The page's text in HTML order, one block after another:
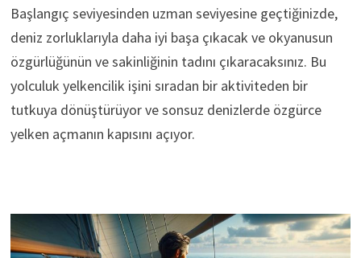
Başlangıç ​​seviyesinden uzman seviyesine geçtiğinizde,
deniz zorluklarıyla daha iyi başa çıkacak ve okyanusun
özgürlüğünün ve sakinliğinin tadını çıkaracaksınız. Bu
yolculuk yelkencilik işini sıradan bir aktiviteden bir
tutkuya dönüştürüyor ve sonsuz denizlerde özgürce
yelken açmanın kapısını açıyor.